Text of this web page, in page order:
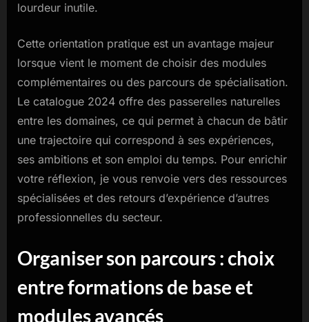
lourdeur inutile.
Cette orientation pratique est un avantage majeur
lorsque vient le moment de choisir des modules
complémentaires ou des parcours de spécialisation.
Le catalogue 2024 offre des passerelles naturelles
entre les domaines, ce qui permet à chacun de bâtir
une trajectoire qui correspond à ses expériences,
ses ambitions et son emploi du temps. Pour enrichir
votre réflexion, je vous renvoie vers des ressources
spécialisées et des retours d’expérience d’autres
professionnelles du secteur.
Organiser son parcours : choix
entre formations de base et
modules avancés